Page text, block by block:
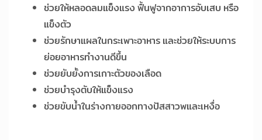
ช่วยให้หลอดลมแข็งแรง ฟื้นฟูจากอาการอับเสบ หรือ
แข็งตัว
ช่วยรักษาแผลในกระเพาะอาหาร และช่วยให้ระบบการ
ย่อยอาหารทำงานดีขึ้น
ช่วยยับยั้งการเกาะตัวของเลือด
ช่วยบำรุงตับให้แข็งแรง
ช่วยขับน้ำในร่างกายออกทางปัสสาวพและเหงื่อ